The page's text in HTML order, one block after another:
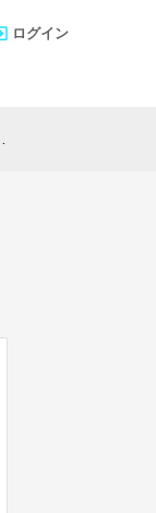
ログイン